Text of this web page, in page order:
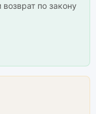
по закону